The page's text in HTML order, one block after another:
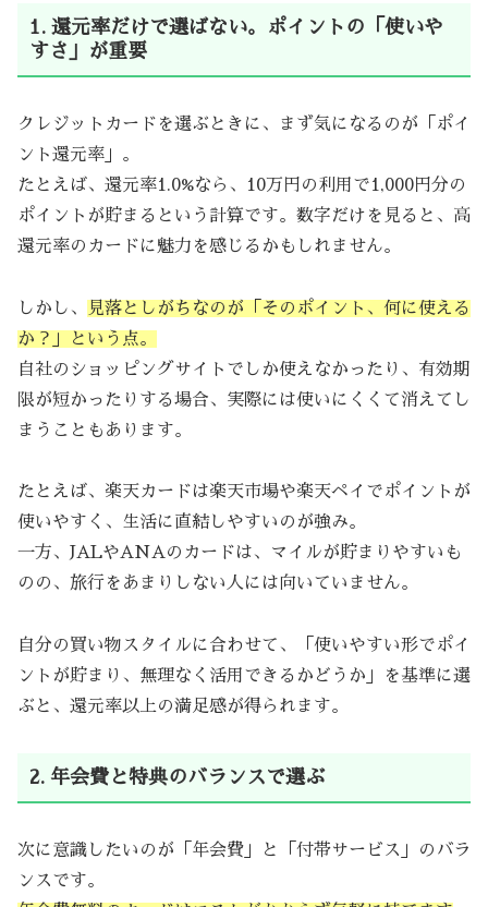
1. 還元率だけで選ばない。ポイントの「使いや
すさ」が重要
クレジットカードを選ぶときに、まず気になるのが「ポイ
ント還元率」。
たとえば、還元率1.0%なら、10万円の利用で1,000円分の
ポイントが貯まるという計算です。数字だけを見ると、高
還元率のカードに魅力を感じるかもしれません。
しかし、
見落としがちなのが「そのポイント、何に使える
か？」という点。
自社のショッピングサイトでしか使えなかったり、有効期
限が短かったりする場合、実際には使いにくくて消えてし
まうこともあります。
たとえば、楽天カードは楽天市場や楽天ペイでポイントが
使いやすく、生活に直結しやすいのが強み。
一方、JALやANAのカードは、マイルが貯まりやすいも
のの、旅行をあまりしない人には向いていません。
自分の買い物スタイルに合わせて、「使いやすい形でポイ
ントが貯まり、無理なく活用できるかどうか」を基準に選
ぶと、還元率以上の満足感が得られます。
2. 年会費と特典のバランスで選ぶ
次に意識したいのが「年会費」と「付帯サービス」のバラ
ンスです。